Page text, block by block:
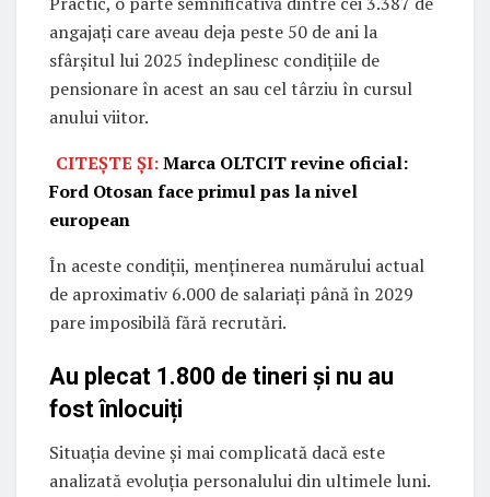
angajați care aveau deja peste 50 de ani la
sfârșitul lui 2025 îndeplinesc condițiile de
pensionare în acest an sau cel târziu în cursul
anului viitor.
CITEȘTE ȘI:Marca OLTCIT revine oficial:
Ford Otosan face primul pas la nivel
european
În aceste condiții, menținerea numărului actual
de aproximativ 6.000 de salariați până în 2029
pare imposibilă fără recrutări.
Au plecat 1.800 de tineri și nu au
fost înlocuiți
Situația devine și mai complicată dacă este
analizată evoluția personalului din ultimele luni.